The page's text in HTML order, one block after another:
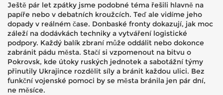
Ještě pár let zpátky jsme podobné téma řešili hlavně na
papíře nebo v debatních kroužcích. Teď ale vidíme jeho
dopady v reálném čase. Donbaské fronty dokazují, jak moc
záleží na dodávkách techniky a vytváření logistické
podpory. Každý balík zbraní může oddálit nebo dokonce
zabránit pádu města. Stačí si vzpomenout na bitvu o
Pokrovsk, kde útoky ruských jednotek a sabotážní týmy
přinutily Ukrajince rozdělit síly a bránit každou ulici. Bez
funkční vojenské pomoci by se města bránila jen pár dní,
ne měsíce.